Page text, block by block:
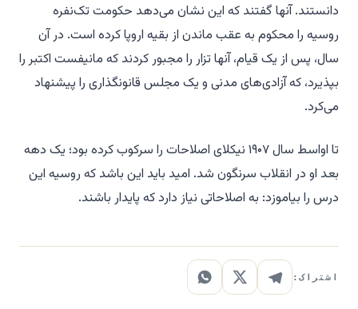
دانستند. آنها گفتند که این نشان می‌دهد حکومت تک‌نفره
روسیه را محکوم به عقب ماندن از بقیه اروپا کرده است. در آن
سال، پس از یک قیام، آنها تزار را مجبور کردند که مانیفست اکتبر را
بپذیرد، که آزادی‌های مدنی و یک مجلس قانونگذاری را پیشنهاد
می‌کرد.
تا اواسط سال ۱۹۰۷ نیکلای اصلاحات را سرکوب کرده بود؛ یک دهه
بعد او در انقلاب سرنگون شد. امید باید این باشد که روسیه این
درس را بیاموزد: به اصلاحاتی نیاز دارد که پایدار باشند.
اشتراک: